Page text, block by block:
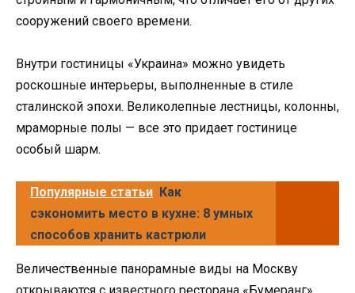
сооружений своего времени.
Внутри гостиницы «Украина» можно увидеть
роскошные интерьеры, выполненные в стиле
сталинской эпохи. Великолепные лестницы, колонны,
мраморные полы — все это придает гостинице
особый шарм.
Популярные статьи Как
сэкономить место в кухне: 8 умных
способов хранить кастрюли
Величественные панорамные виды на Москву